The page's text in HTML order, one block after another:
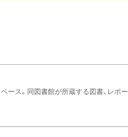
ース。同図書館が所蔵する図書、レポー